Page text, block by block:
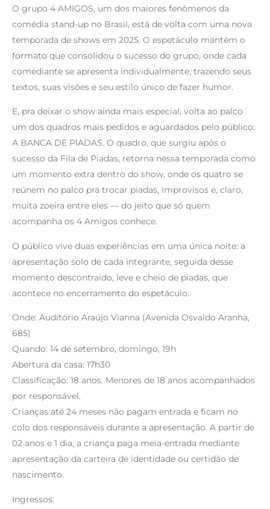
O grupo 4 AMIGOS, um dos maiores fenômenos da
comédia stand-up no Brasil, está de volta com uma nova
temporada de shows em 2025. O espetáculo mantém o
formato que consolidou o sucesso do grupo, onde cada
comediante se apresenta individualmente, trazendo seus
textos, suas visões e seu estilo único de fazer humor.
E, pra deixar o show ainda mais especial, volta ao palco
um dos quadros mais pedidos e aguardados pelo público:
A BANCA DE PIADAS. O quadro, que surgiu após o
sucesso da Fila de Piadas, retorna nessa temporada como
um momento extra dentro do show, onde os quatro se
reúnem no palco pra trocar piadas, improvisos e, claro,
muita zoeira entre eles — do jeito que só quem
acompanha os 4 Amigos conhece.
O público vive duas experiências em uma única noite: a
apresentação solo de cada integrante, seguida desse
momento descontraído, leve e cheio de piadas, que
acontece no encerramento do espetáculo.
Onde: Auditório Araújo Vianna (Avenida Osvaldo Aranha,
685)
Quando: 14 de setembro, domingo, 19h
Abertura da casa: 17h30
Classificação: 18 anos. Menores de 18 anos acompanhados
por responsável.
Crianças até 24 meses não pagam entrada e ficam no
colo dos responsáveis durante a apresentação. A partir de
02 anos e 1 dia, a criança paga meia-entrada mediante
apresentação da carteira de identidade ou certidão de
nascimento.
Ingressos: